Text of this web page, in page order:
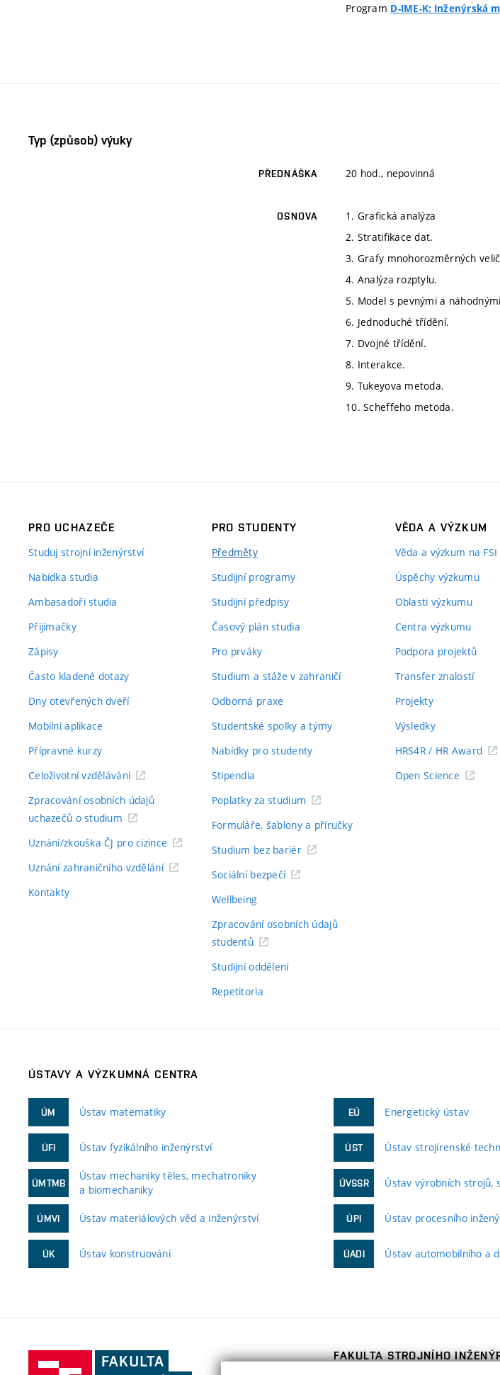
Program D-IME-K: Inženýrská
Typ (způsob) výuky
PŘEDNÁŠKA 20 hod., nepovinná
OSNOVA
1. Grafická analýza
2. Stratifikace dat.
3. Grafy mnohorozměrných
4. Analýza rozptylu.
5. Model s pevnými a
6. Jednoduché třídění.
7. Dvojné třídění.
8. Interakce.
9. Tukeyova metoda.
10. Scheffeho metoda.
PRO UCHAZEČE
Studuj strojní inženýrství
Nabídka studia
Ambasadoři studia
Přijímačky
Zápisy
Často kladené dotazy
Dny otevřených dveří
Mobilní aplikace
Přípravné kurzy
Celoživotní vzdělávání
Zpracování osobních údajů
uchazečů o studium
Uznání/zkouška ČJ pro cizince
Uznání zahraničního vzdělání
Kontakty
PRO STUDENTY
Předměty
Studijní programy
Studijní předpisy
Časový plán studia
Pro prváky
Studium a stáže v zahraničí
Odborná praxe
Studentské spolky a týmy
Nabídky pro studenty
Stipendia
Poplatky za studium
Formuláře, šablony a příručky
Studium bez bariér
Sociální bezpečí
Wellbeing
Zpracování osobních údajů
studentů
Studijní oddělení
Repetitoria
VĚDA A VÝZKUM
Věda a výzkum na FSI
Úspěchy výzkumu
Oblasti výzkumu
Centra výzkumu
Podpora projektů
Transfer znalostí
Projekty
Výsledky
HRS4R / HR Award
Open Science
ÚSTAVY A VÝZKUMNÁ CENTRA
ÚM Ústav matematiky
ÚFI Ústav fyzikálního inženýrství
ÚMTMB
Ústav mechaniky těles, mechatroniky
a biomechaniky
ÚMVI Ústav materiálových věd a inženýrství
ÚK Ústav konstruování
EÚ Energetický ústav
ÚST Ústav strojírenské
ÚVSSR Ústav výrobních strojů,
ÚPI Ústav procesního
ÚADI Ústav automobilního a
Fakulta
FAKULTA STROJNÍHO